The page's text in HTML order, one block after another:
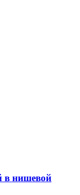
в нишевой